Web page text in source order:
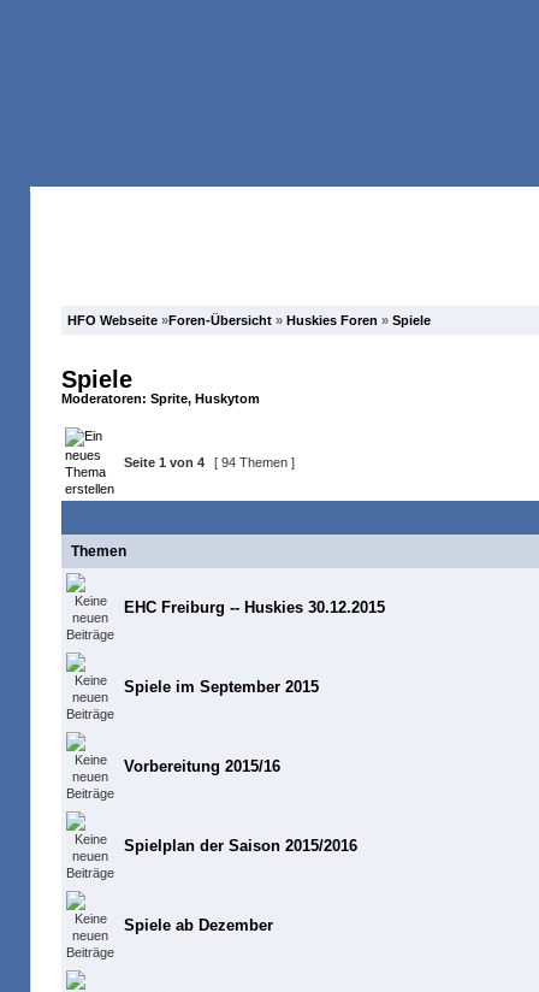
HFO Webseite »Foren-Übersicht » Huskies Foren » Spiele
Spiele
Moderatoren: Sprite, Huskytom
Seite 1 von 4 [ 94 Themen ]
Themen
EHC Freiburg -- Huskies 30.12.2015
Spiele im September 2015
Vorbereitung 2015/16
Spielplan der Saison 2015/2016
Spiele ab Dezember